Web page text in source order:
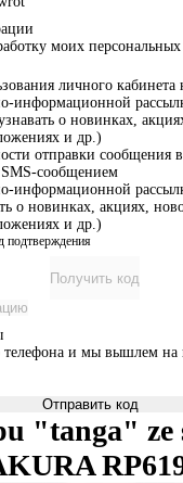
моих
личного кабинета
информационной
о новинках,
и др.)
отправки сообщения
SMS-сообщением
информационной
о новинках, акциях,
и др.)
подтверждения
Получить код
и мы вышлем на
Отправить код
"tanga" ze